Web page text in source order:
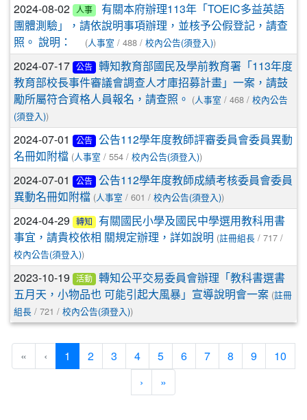
2024-08-02 人事
有關本府辦理113年「TOEIC多益英語
團體測驗」，請依說明事項辦理，並核予公假登記，請查
照。 說明：
(人事室 / 488 / 校內公告(須登入))
2024-07-17 公告
轉知教育部國民及學前教育署「113年度
教育部校長事件審議會調查人才庫招募計畫」一案，請鼓
勵所屬符合資格人員報名，請查照。
(人事室 / 468 / 校內公告
(須登入))
2024-07-01 公告
公告112學年度教師評審委員會委員異動
名冊如附檔 (人事室 / 554 / 校內公告(須登入))
2024-07-01 公告
公告112學年度教師成績考核委員會委員
異動名冊如附檔 (人事室 / 601 / 校內公告(須登入))
2024-04-29 轉知
有關國民小學及國民中學選用教科用書
事宜，請貴校依相 關規定辦理，詳如說明 (註冊組長 / 717 /
校內公告(須登入))
2023-10-19 活動
轉知公平交易委員會辦理「教科書選書
五月天，小物品也 可能引起大風暴」宣導說明會一案 (註冊
組長 / 721 / 校內公告(須登入))
« ‹ 1 (current)
2 3 4 5 6 7 8 9 10
› »